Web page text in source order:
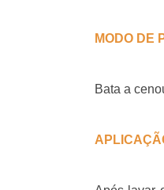
MODO DE
Bata a